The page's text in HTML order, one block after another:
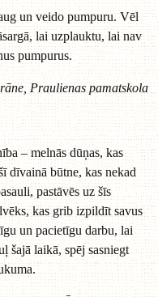
un veido pumpuru. Vēl
lai uzplauktu, lai nav
pumpurus.
Praulienas pamatskola
– melnās dūņas, kas
dīvainā būtne, kas nekad
pastāvēs uz šīs
kas grib izpildīt savus
un pacietīgu darbu, lai
šajā laikā, spēj sasniegt